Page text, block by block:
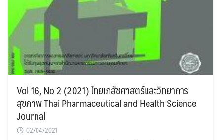
Vol 16, No 2 (2021) ไทยเภสัชศาสตร์และวิทยาการ
สุขภาพ Thai Pharmaceutical and Health Science
Journal
02/04/2021